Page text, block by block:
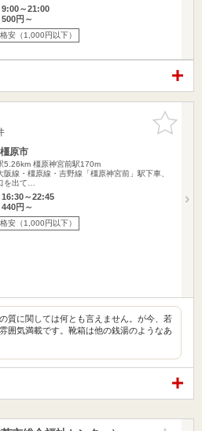
～21:00
円～
格安（1,000円以下）
お気に入
りに追加
原市
5.26km 橿原神宮前駅170m
阪線・橿原線・吉野線「橿原神宮前」駅下車、
を出て…
～22:45
円～
格安（1,000円以下）
質に関しては何とも言えません。が今、若
囲気満載です。靴箱は他の銭湯のようなあ